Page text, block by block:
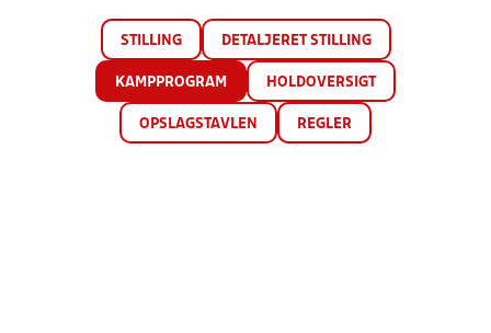
STILLING DETALJERET STILLING
KAMPPROGRAM HOLDOVERSIGT
OPSLAGSTAVLEN REGLER